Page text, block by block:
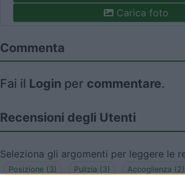
Carica foto
Commenta
Fai il Login per commentare.
Recensioni degli Utenti
Seleziona gli argomenti per leggere le
Posizione (3) Pulizia (3) Accoglienza (2)